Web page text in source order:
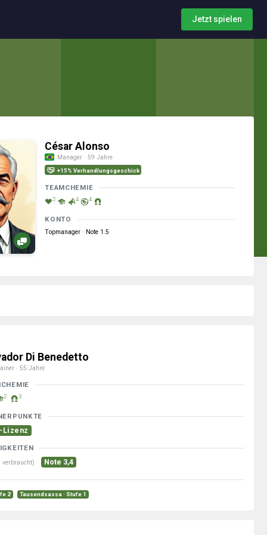
Jetzt spielen
César Alonso
Manager · 59 Jahre
+15% Verhandlungsgeschick
TEAMCHEMIE
2 4 4
KONTO
Topmanager · Note 1.5
Di Benedetto
· 55 Jahre
2 3
Lizenz
verbraucht) Note 3,4
2 Tausendsassa · Stufe 1